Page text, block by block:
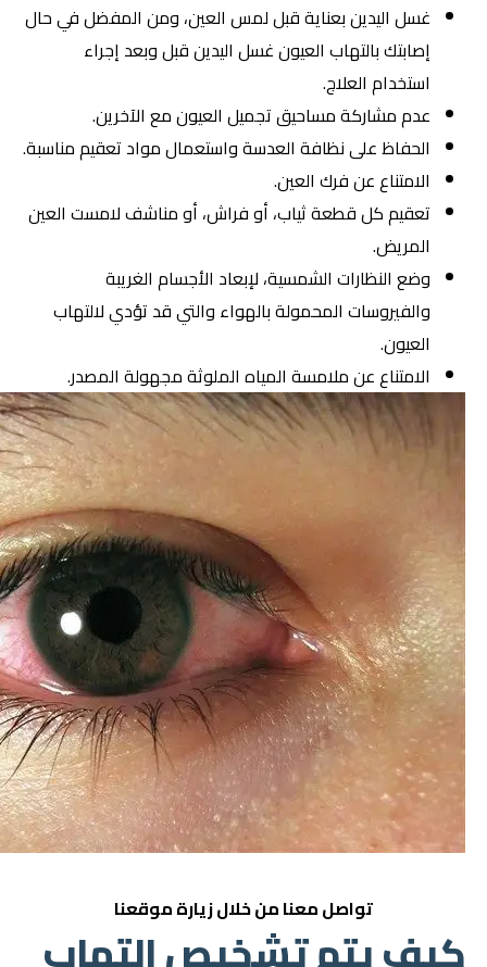
غسل اليدين بعناية قبل لمس العين، ومن المفضل في حال
إصابتك بالتهاب العيون غسل اليدين قبل وبعد إجراء
استخدام العلاج.
عدم مشاركة مساحيق تجميل العيون مع الآخرين.
الحفاظ على نظافة العدسة واستعمال مواد تعقيم مناسبة.
الامتناع عن فرك العين.
تعقيم كل قطعة ثياب، أو فراش، أو مناشف لامست العين
المريض.
وضع النظارات الشمسية، لإبعاد الأجسام الغريبة
والفيروسات المحمولة بالهواء والتي قد تؤدي لالتهاب
العيون.
الامتناع عن ملامسة المياه الملوثة مجهولة المصدر.
تواصل معنا من خلال زيارةموقعنا